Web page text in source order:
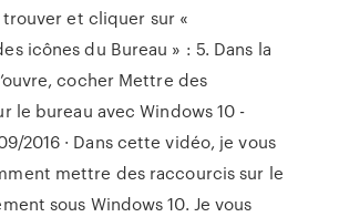
et cliquer sur «
icônes du Bureau » : 5. Dans la
cocher Mettre des
le bureau avec Windows 10 -
2016 · Dans cette vidéo, je vous
mettre des raccourcis sur le
sous Windows 10. Je vous